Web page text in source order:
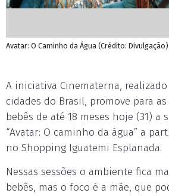
Avatar: O Caminho da Água (Crédito: Divulgação)
A iniciativa Cinematerna,
cidades do Brasil, promove para
bebês de até 18 meses hoje (31) a
“Avatar: O caminho da água” a
no Shopping Iguatemi Esplanada.
Nessas sessões o ambiente fica
bebês, mas o foco é a mãe, que